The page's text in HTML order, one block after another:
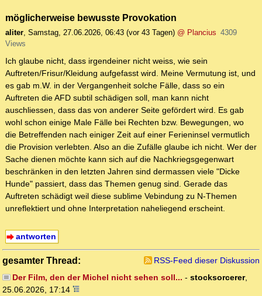
möglicherweise bewusste Provokation
aliter, Samstag, 27.06.2026, 06:43 (vor 43 Tagen) @ Plancius 4309
Views
Ich glaube nicht, dass irgendeiner nicht weiss, wie sein
Auftreten/Frisur/Kleidung aufgefasst wird. Meine Vermutung ist, und
es gab m.W. in der Vergangenheit solche Fälle, dass so ein
Auftreten die AFD subtil schädigen soll, man kann nicht
auschliessen, dass das von anderer Seite gefördert wird. Es gab
wohl schon einige Male Fälle bei Rechten bzw. Bewegungen, wo
die Betreffenden nach einiger Zeit auf einer Ferieninsel vermutlich
die Provision verlebten. Also an die Zufälle glaube ich nicht. Wer der
Sache dienen möchte kann sich auf die Nachkriegsgegenwart
beschränken in den letzten Jahren sind dermassen viele "Dicke
Hunde" passiert, dass das Themen genug sind. Gerade das
Auftreten schädigt weil diese sublime Vebindung zu N-Themen
unreflektiert und ohne Interpretation naheliegend erscheint.
antworten
gesamter Thread:
RSS-Feed dieser Diskussion
Der Film, den der Michel nicht sehen soll... - stocksorcerer,
25.06.2026, 17:14